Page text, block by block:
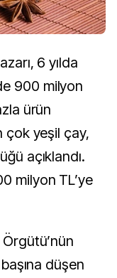
6 yılda
900 milyon
ürün
çok yeşil çay,
açıklandı.
milyon TL’ye
düşen